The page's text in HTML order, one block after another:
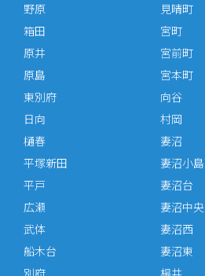
野原
箱田
原井
原島
東別府
日向
樋春
平塚新田
平戸
広瀬
武体
船木台
見晴町
宮町
宮前町
宮本町
向谷
村岡
妻沼
妻沼小島
妻沼台
妻沼中央
妻沼西
妻沼東